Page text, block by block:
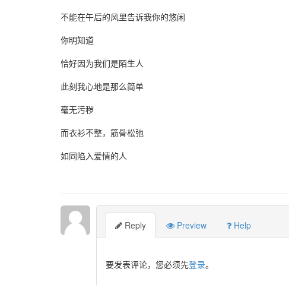
不能在午后的风里告诉我你的悠闲
你明知道
恰好因为我们是陌生人
此刻我心地是那么简单
毫无污秽
而衣衫不整，筋骨松弛
如同陷入爱情的人
Reply Preview Help
要发表评论，您必须先登录。